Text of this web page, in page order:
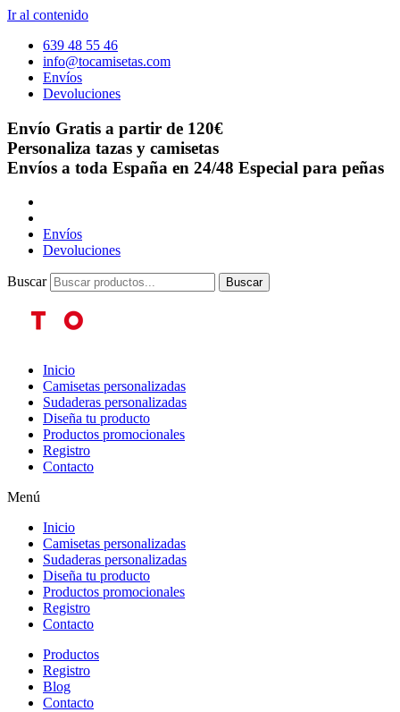
Ir al contenido
639 48 55 46
info@tocamisetas.com
Envíos
Devoluciones
Envío Gratis a partir de 120€
Personaliza tazas y camisetas
Envíos a toda España en 24/48 Especial para peñas
Envíos
Devoluciones
Buscar Buscar
Inicio
Camisetas personalizadas
Sudaderas personalizadas
Diseña tu producto
Productos promocionales
Registro
Contacto
Menú
Inicio
Camisetas personalizadas
Sudaderas personalizadas
Diseña tu producto
Productos promocionales
Registro
Contacto
Productos
Registro
Blog
Contacto